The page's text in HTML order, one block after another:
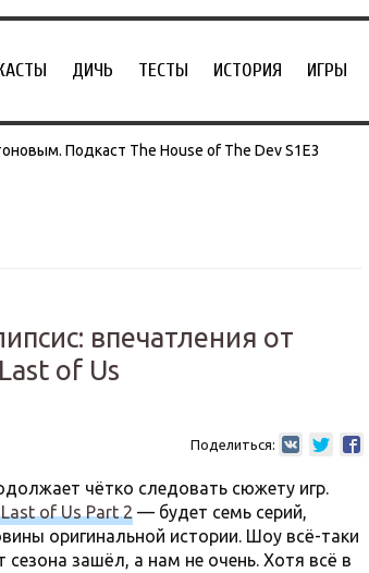
ДИЧЬ ТЕСТЫ ИСТОРИЯ ИГРЫ
Подкаст The House of The Dev S1E3
впечатления от
of Us
Поделиться:
чётко следовать сюжету игр.
of Us Part 2 — будет семь серий,
оригинальной истории. Шоу всё-таки
зашёл, а нам не очень. Хотя всё в